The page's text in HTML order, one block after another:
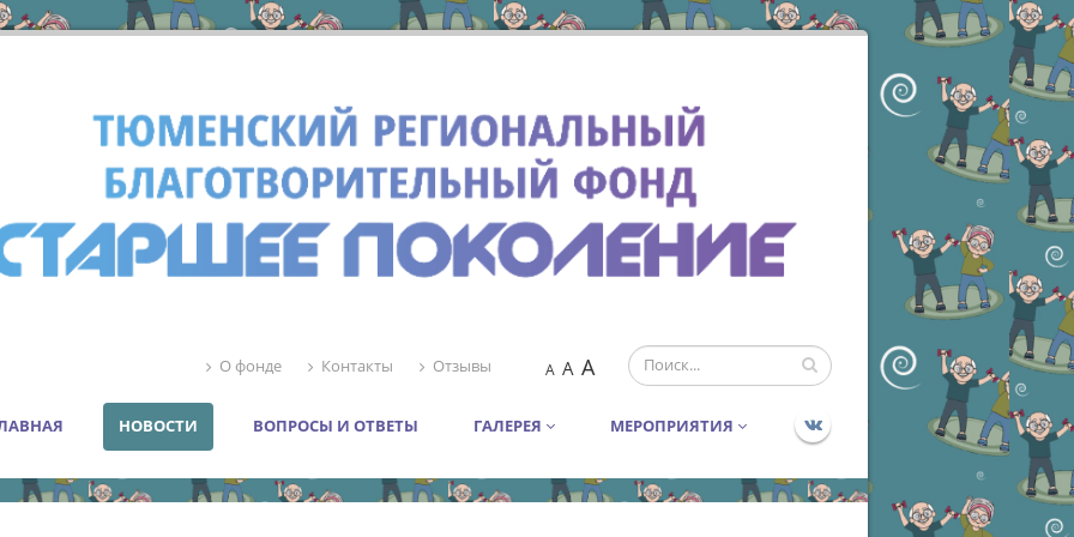
О фонде Контакты Отзывы A A A
НОВОСТИ ВОПРОСЫ И ОТВЕТЫ ГАЛЕРЕЯ МЕРОПРИЯТИЯ